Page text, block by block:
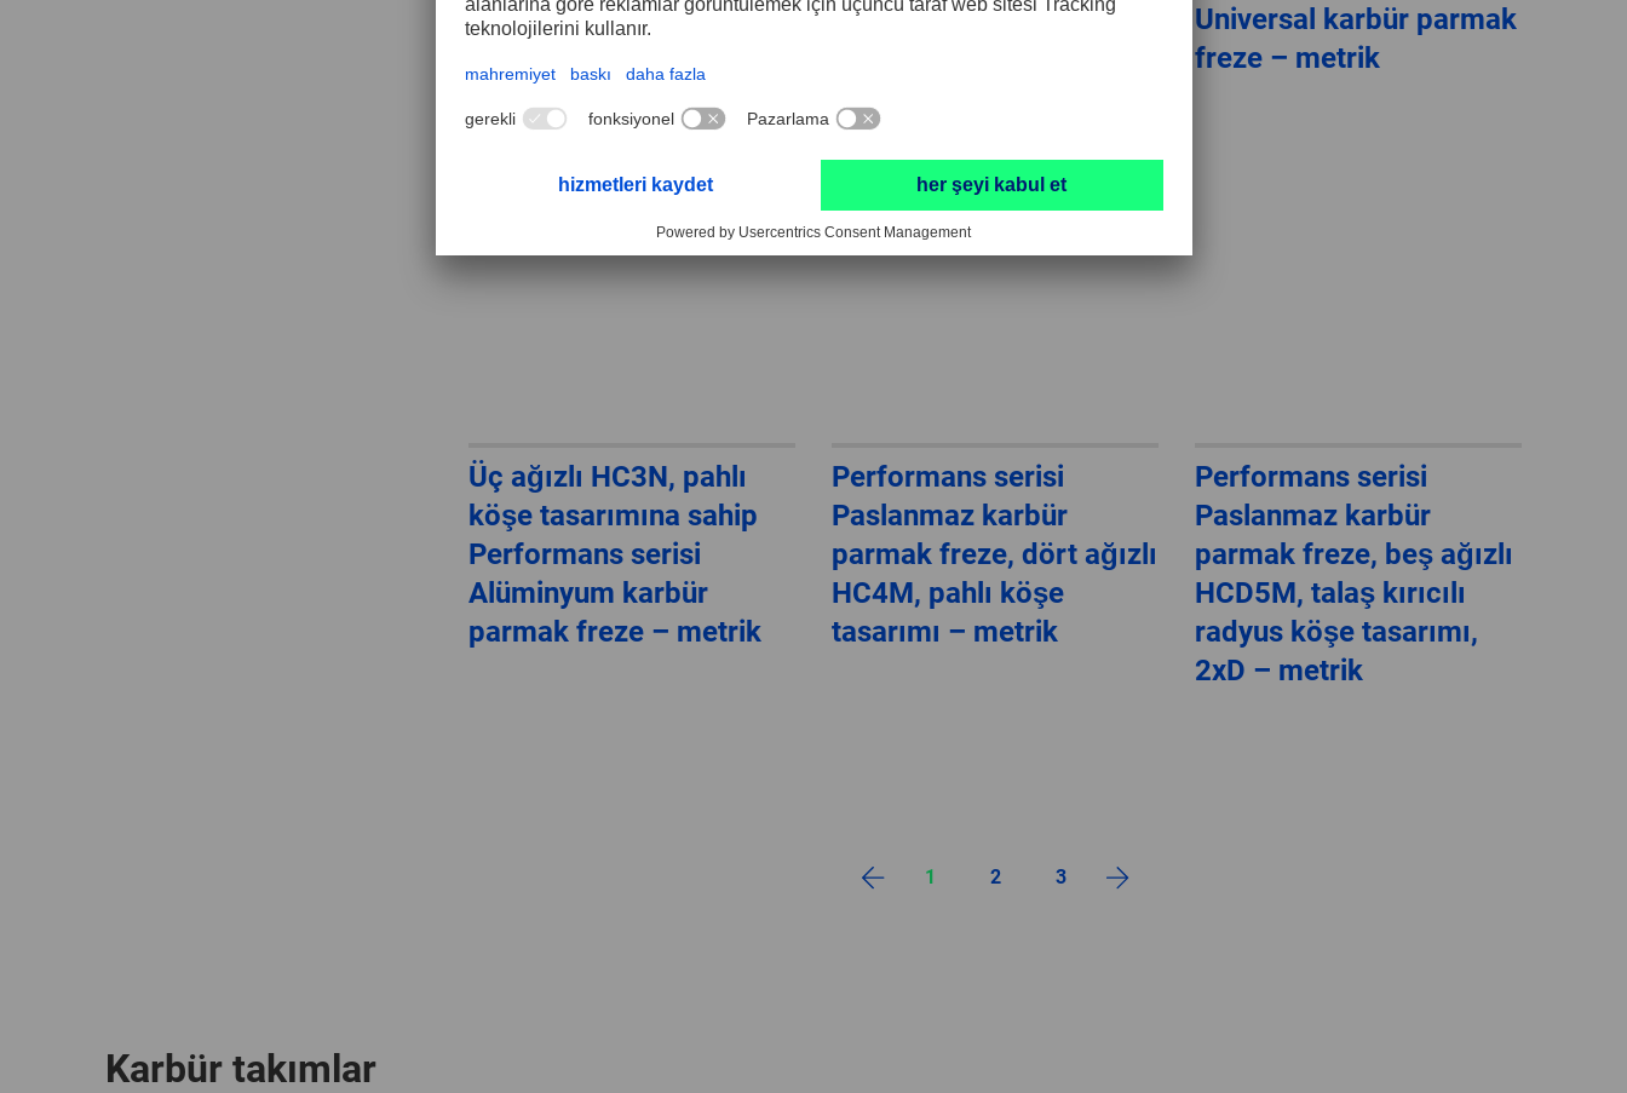
freze – metrik
Universal karbür parmak
freze – metrik
Üç ağızlı HC3N, pahlı
köşe tasarımına sahip
Performans serisi
Alüminyum karbür
parmak freze – metrik
Performans serisi
Paslanmaz karbür
parmak freze, dört ağızlı
HC4M, pahlı köşe
tasarımı – metrik
Performans serisi
Paslanmaz karbür
parmak freze, beş ağızlı
HCD5M, talaş kırıcılı
radyus köşe tasarımı,
2xD – metrik
1 2 3
Karbür takımlar